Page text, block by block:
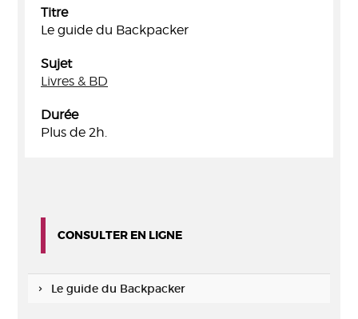
Titre
Le guide du Backpacker
Sujet
Livres & BD
Durée
Plus de 2h.
CONSULTER EN LIGNE
Le guide du Backpacker